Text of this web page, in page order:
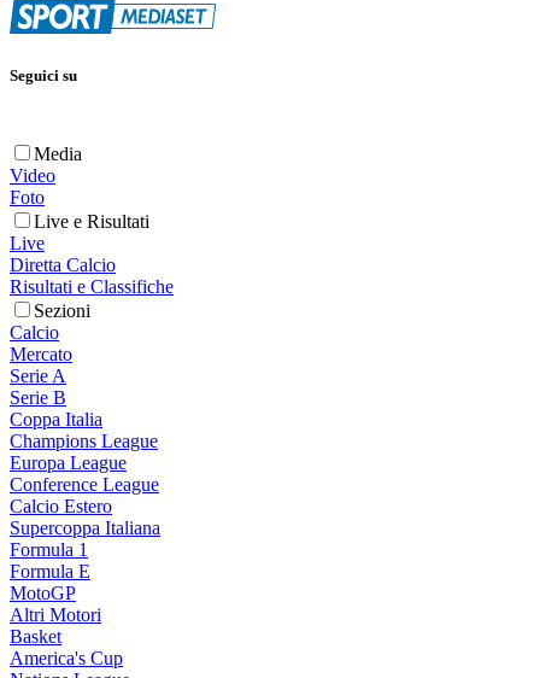
Seguici su
Media
Video
Foto
Live e Risultati
Live
Diretta Calcio
Risultati e Classifiche
Sezioni
Calcio
Mercato
Serie A
Serie B
Coppa Italia
Champions League
Europa League
Conference League
Calcio Estero
Supercoppa Italiana
Formula 1
Formula E
MotoGP
Altri Motori
Basket
America's Cup